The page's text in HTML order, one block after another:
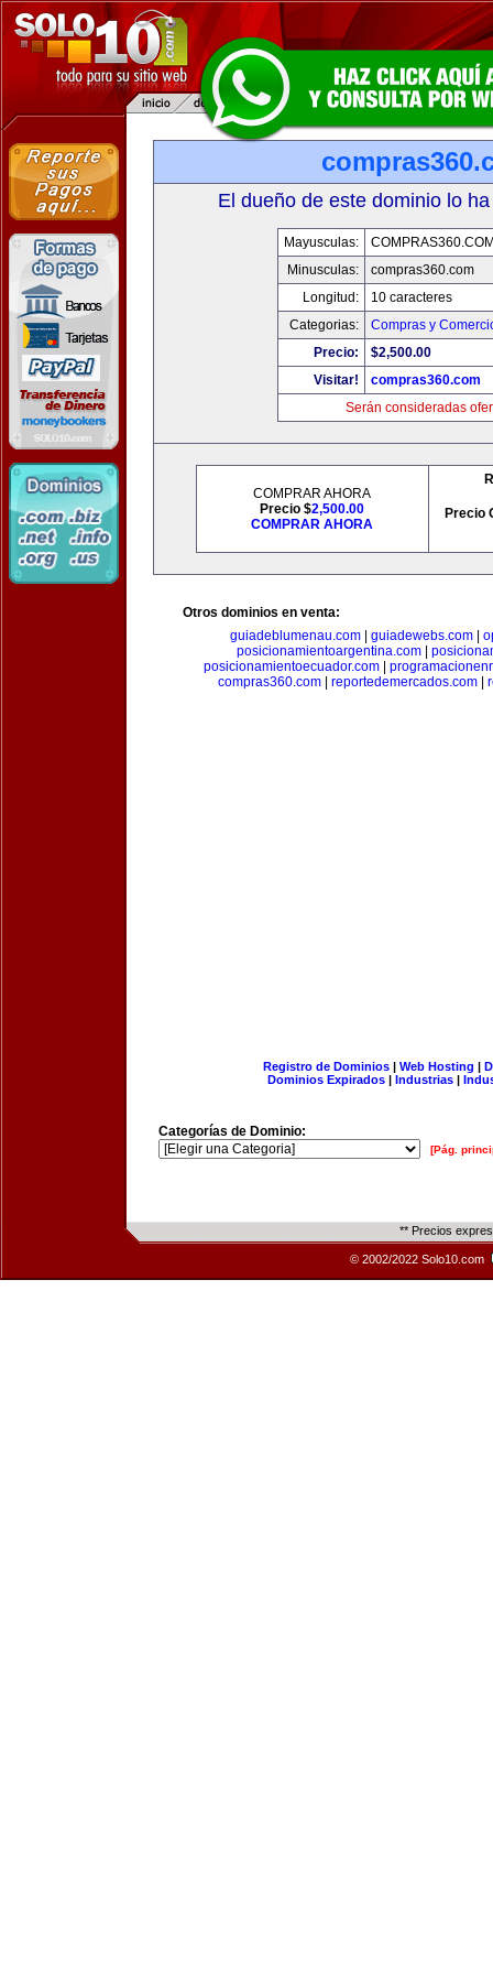
El dueño de este dominio lo
Mayusculas:
Minusculas:
compras360.com
Longitud:
10 caracteres
Categorias:
Compras y
Precio:
$2,500.00
Visitar!
compras360.com
Serán consideradas
COMPRAR AHORA
Precio $2,500.00
COMPRAR AHORA
Precio
Otros dominios en venta:
guiadeblumenau.com| guiadewebs.com|
posicionamientoargentina.com|
posicionamientoecuador.com
compras360.com
reportedemercados.com
Registro de Dominios| Web Hosting |
Dominios Expirados | Industrias |
Categorías de Dominio:
[Pág.
** Precios
© 2002/2022 Solo10.com